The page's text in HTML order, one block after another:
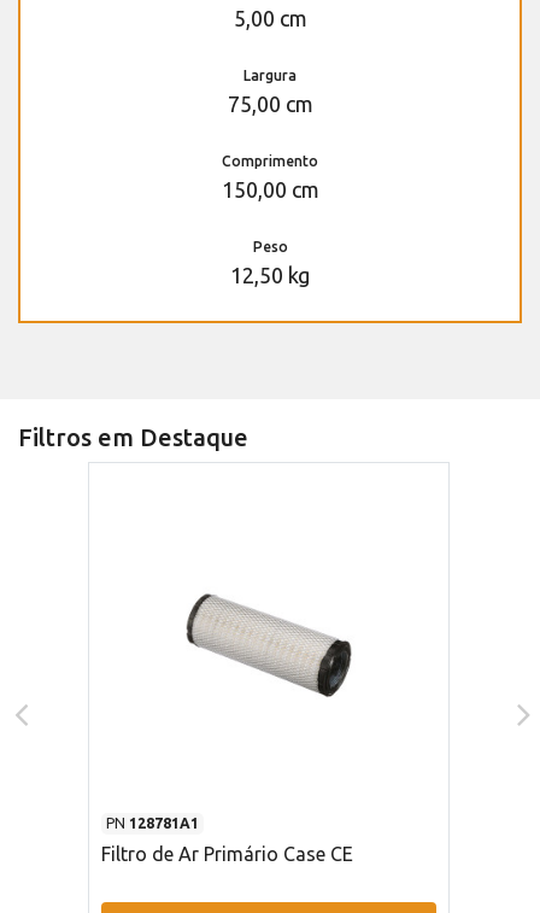
5,00 cm
Largura
75,00 cm
Comprimento
150,00 cm
Peso
12,50 kg
Filtros em Destaque
PN 128781A1
Filtro de Ar Primário Case CE